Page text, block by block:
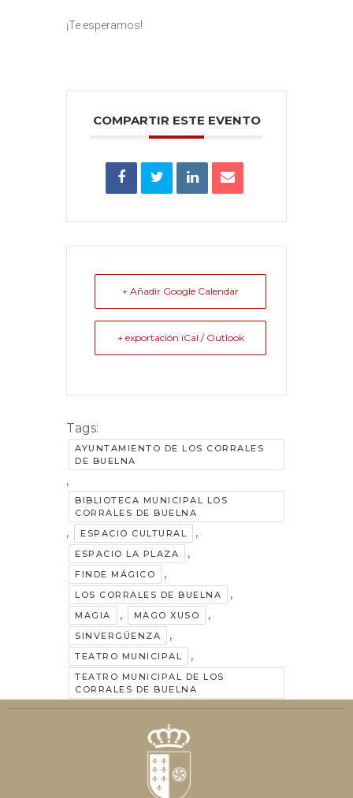
¡Te esperamos!
COMPARTIR ESTE EVENTO
+ Añadir Google Calendar
+ exportación iCal / Outlook
Tags:
AYUNTAMIENTO DE LOS CORRALES
DE BUELNA
,
BIBLIOTECA MUNICIPAL LOS
CORRALES DE BUELNA
, ESPACIO CULTURAL ,
ESPACIO LA PLAZA ,
FINDE MÁGICO ,
LOS CORRALES DE BUELNA ,
MAGIA , MAGO XUSO ,
SINVERGÜENZA ,
TEATRO MUNICIPAL ,
TEATRO MUNICIPAL DE LOS
CORRALES DE BUELNA